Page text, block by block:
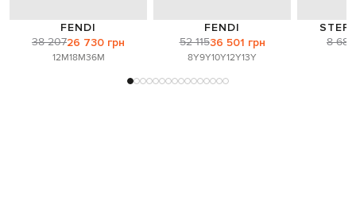
FENDI
38 20726 730 грн
12M18M36M
FENDI
52 11536 501 грн
8Y9Y10Y12Y13Y
8 687